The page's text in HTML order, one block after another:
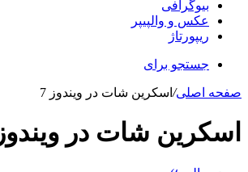
بیوگرافی
عکس و والپیپر
ریپورتاژ
جستجو برای
صفحه اصلی/ اسکرین شات در ویندوز 7
اسکرین شات در ویندوز 7